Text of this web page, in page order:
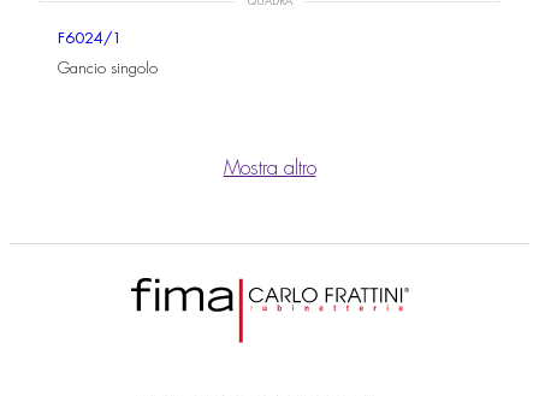
F6024/1
Gancio singolo
Mostra altro